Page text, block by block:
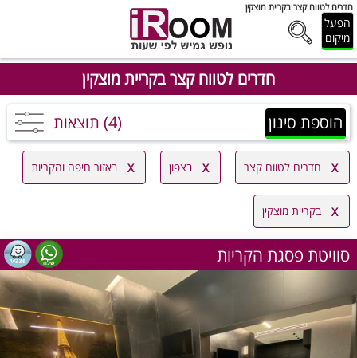
חדרים לטווח קצר בקריית מוצקין
הפעל
מיקום
חדרים לטווח קצר בקריית מוצקין
הוספת סינון (4) תוצאות
חדרים לטווח קצר בצפון באזור חיפה והקריות
בקריית מוצקין
סוויטת פסגת הקריות